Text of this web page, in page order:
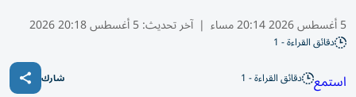
5 أغسطس 2026 20:14 مساء | آخر تحديث:5 أغسطس 20:18 2026
دقائق القراءة - 1
استمع دقائق القراءة - 1 شارك